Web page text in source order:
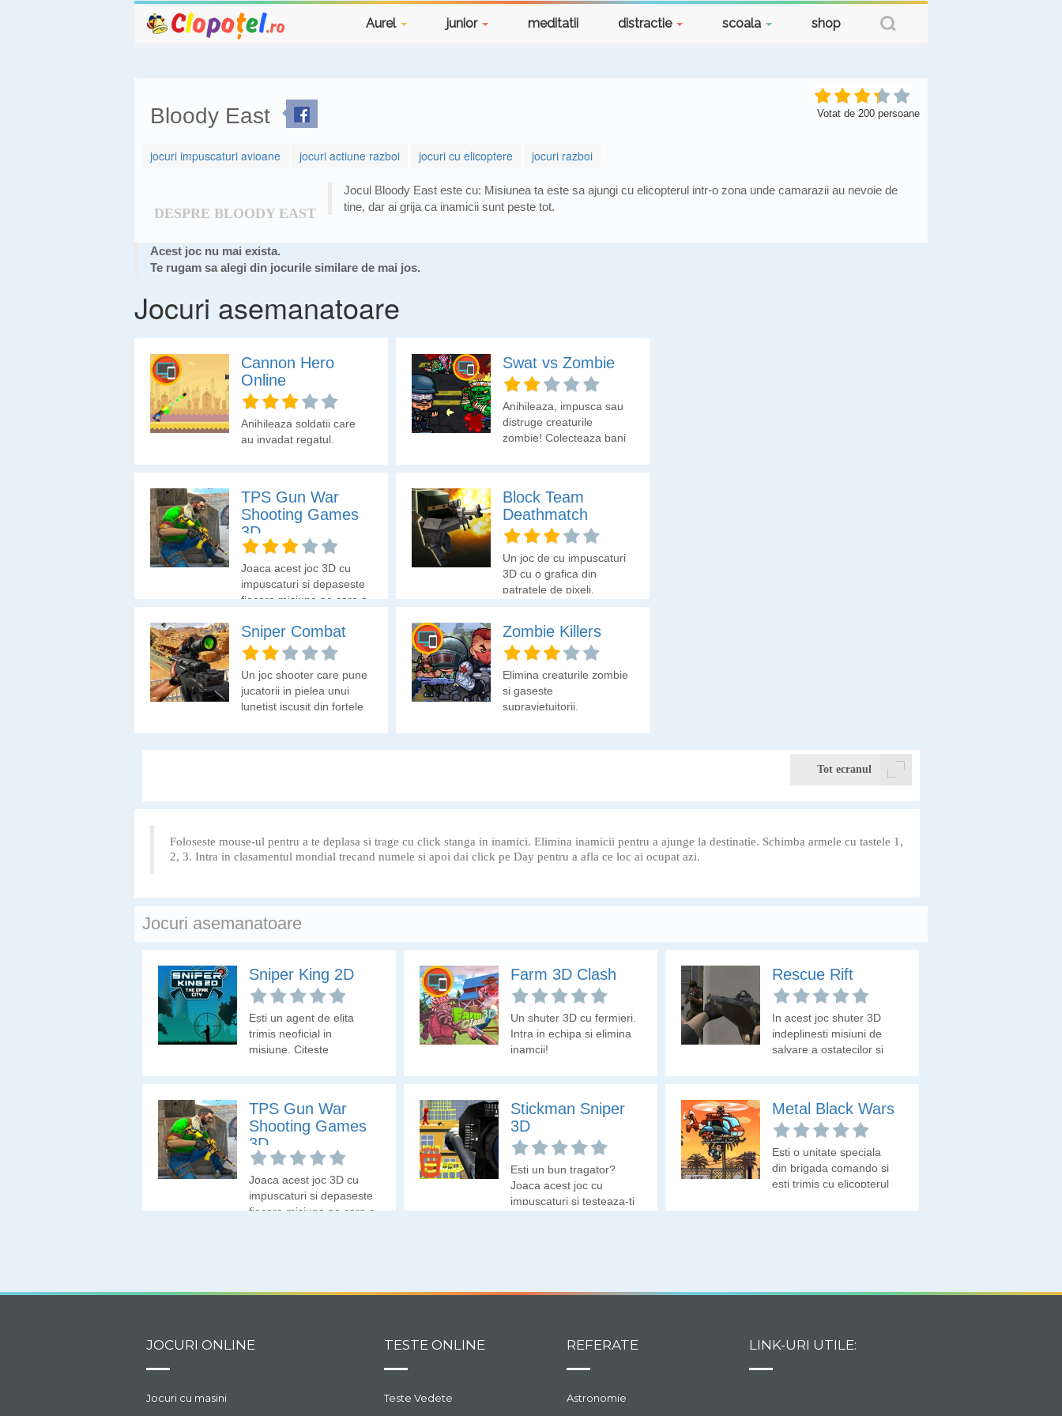
Aurel junior meditatii distractie scoala shop
Bloody East Votat de 200 persoane
jocuri impuscaturi avioane jocuri actiune razboi jocuri cu elicoptere jocuri razboi
DESPRE BLOODY EAST
Jocul Bloody East este cu: Misiunea ta este sa ajungi cu elicopterul intr-o zona unde camarazii au nevoie de
tine, dar ai grija ca inamicii sunt peste tot.
Acest joc nu mai exista.
Te rugam sa alegi din jocurile similare de mai jos.
Jocuri asemanatoare
Cannon Hero
Online
Anihileaza soldatii care
au invadat regatul.
Swat vs Zombie
Anihileaza, impusca sau
distruge creaturile
zombie! Colecteaza bani
TPS Gun War
Shooting Games
3D
Joaca acest joc 3D cu
impuscaturi si depaseste
fiecare misiune pe care o
Block Team
Deathmatch
Un joc de cu impuscaturi
3D cu o grafica din
patratele de pixeli.
Putem alege modul
individual sau modul
lunetist.
Sniper Combat
Un joc shooter care pune
jucatorii in pielea unui
lunetist iscusit din fortele
misiuni,
Zombie Killers
Elimina creaturile zombie
si gaseste
supravietuitorii.
Tot ecranul
Foloseste mouse-ul pentru a te deplasa si trage cu click stanga in inamici. Elimina inamicii pentru a ajunge la destinatie. Schimba armele cu tastele 1,
2, 3. Intra in clasamentul mondial trecand numele si apoi dai click pe Day pentru a afla ce loc ai ocupat azi.
Jocuri asemanatoare
Sniper King 2D
Esti un agent de elita
trimis neoficial in
misiune. Citeste
Farm 3D Clash
Un shuter 3D cu fermieri.
Intra in echipa si elimina
inamcii!
Rescue Rift
In acest joc shuter 3D
indeplinesti misiuni de
salvare a ostatecilor si
TPS Gun War
Shooting Games
3D
Joaca acest joc 3D cu
impuscaturi si depaseste
fiecare misiune pe care o
Stickman Sniper
3D
Esti un bun tragator?
Joaca acest joc cu
impuscaturi si testeaza-ti
Metal Black Wars
Esti o unitate speciala
din brigada comando si
esti trimis cu elicopterul
JOCURI ONLINE
Jocuri cu masini
TESTE ONLINE
Teste Vedete
REFERATE
Astronomie
LINK-URI UTILE: